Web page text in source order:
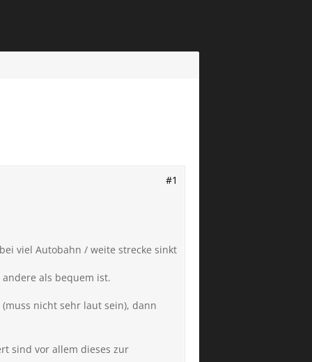
#1
viel Autobahn / weite strecke sinkt
als bequem ist.
nicht sehr laut sein), dann
sind vor allem dieses zur